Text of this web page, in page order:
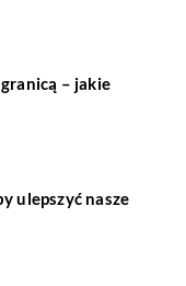
– jakie
ulepszyć nasze